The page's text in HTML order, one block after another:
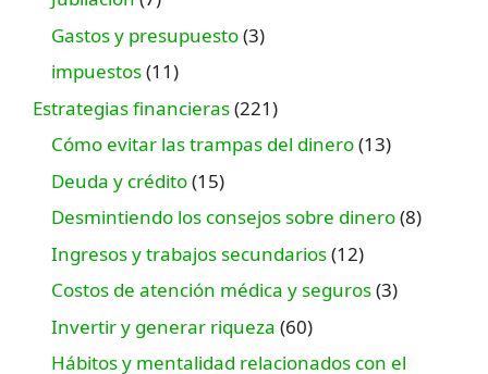
Gastos y presupuesto(3)
impuestos(11)
Estrategias financieras(221)
Cómo evitar las trampas del dinero(13)
Deuda y crédito(15)
Desmintiendo los consejos sobre dinero(8)
Ingresos y trabajos secundarios(12)
Costos de atención médica y seguros(3)
Invertir y generar riqueza (60)
Hábitos y mentalidad relacionados con el